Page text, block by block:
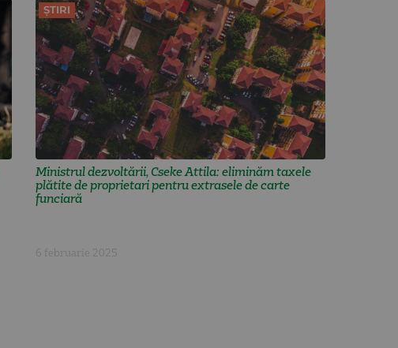
ȘTIRI
Ministrul dezvoltării, Cseke Attila: eliminăm taxele
plătite de proprietari pentru extrasele de carte
funciară
6 februarie 2025